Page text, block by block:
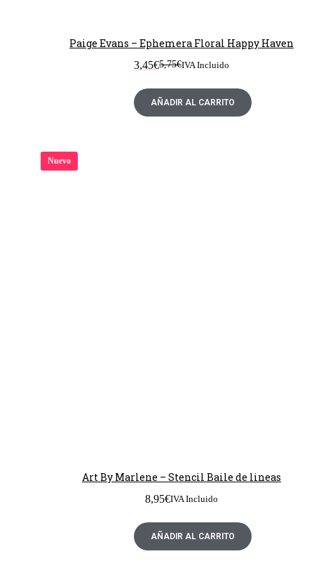
Paige Evans – Ephemera Floral Happy Haven
5,75€
3,45€ IVA Incluido
AÑADIR AL CARRITO
Nuevo
Art By Marlene – Stencil Baile de lineas
8,95€IVA Incluido
AÑADIR AL CARRITO